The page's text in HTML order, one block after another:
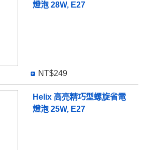
燈泡 28W, E27
NT$249
Helix 高亮精巧型螺旋省電
燈泡 25W, E27